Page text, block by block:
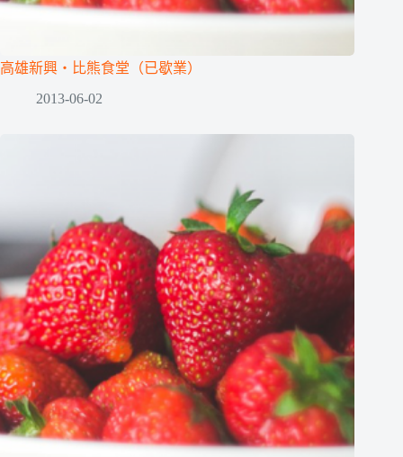
高雄新興‧比熊食堂（已歇業）
2013-06-02